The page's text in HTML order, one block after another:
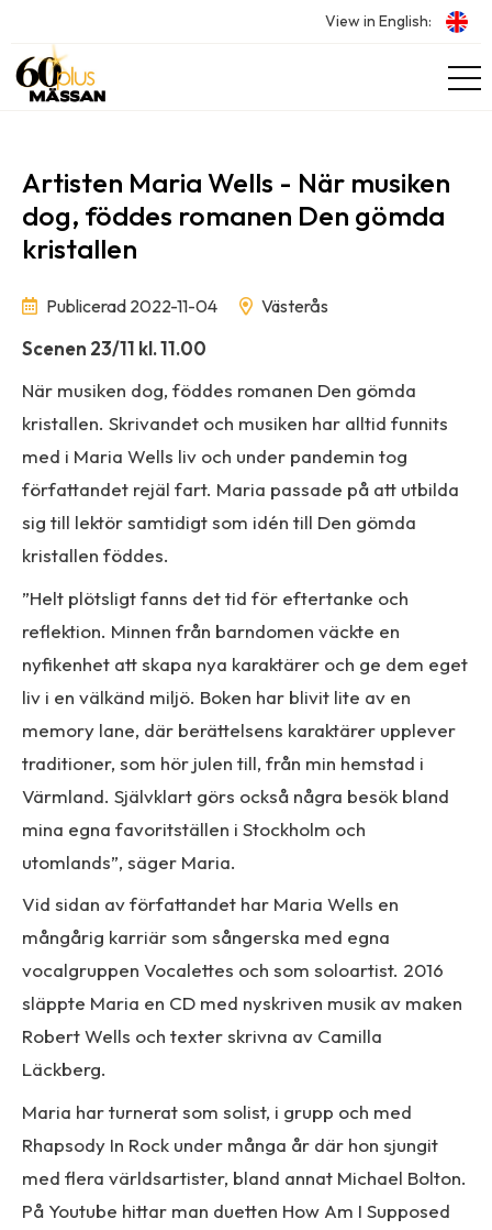
View in English:
Artisten Maria Wells - När musiken
dog, föddes romanen Den gömda
kristallen
Publicerad 2022-11-04 Västerås
Scenen 23/11 kl. 11.00
När musiken dog, föddes romanen Den gömda
kristallen. Skrivandet och musiken har alltid funnits
med i Maria Wells liv och under pandemin tog
författandet rejäl fart. Maria passade på att utbilda
sig till lektör samtidigt som idén till Den gömda
kristallen föddes.
”Helt plötsligt fanns det tid för eftertanke och
reflektion. Minnen från barndomen väckte en
nyfikenhet att skapa nya karaktärer och ge dem eget
liv i en välkänd miljö. Boken har blivit lite av en
memory lane, där berättelsens karaktärer upplever
traditioner, som hör julen till, från min hemstad i
Värmland. Självklart görs också några besök bland
mina egna favoritställen i Stockholm och
utomlands”, säger Maria.
Vid sidan av författandet har Maria Wells en
mångårig karriär som sångerska med egna
vocalgruppen Vocalettes och som soloartist. 2016
släppte Maria en CD med nyskriven musik av maken
Robert Wells och texter skrivna av Camilla
Läckberg.
Maria har turnerat som solist, i grupp och med
Rhapsody In Rock under många år där hon sjungit
med flera världsartister, bland annat Michael Bolton.
På Youtube hittar man duetten How Am I Supposed